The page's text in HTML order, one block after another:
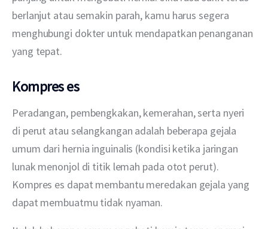
berlanjut atau semakin parah, kamu harus segera
menghubungi dokter untuk mendapatkan penanganan
yang tepat.
Kompres es
Peradangan, pembengkakan, kemerahan, serta nyeri
di perut atau selangkangan adalah beberapa gejala
umum dari hernia inguinalis (kondisi ketika jaringan
lunak menonjol di titik lemah pada otot perut).
Kompres es dapat membantu meredakan gejala yang
dapat membuatmu tidak nyaman.